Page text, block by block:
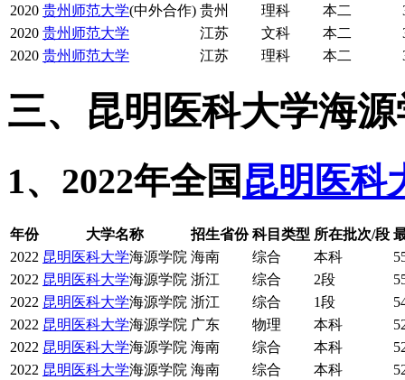
2020 贵州师范大学(中外合作) 贵州 理科 本二
2020 贵州师范大学 江苏 文科 本二
2020 贵州师范大学 江苏 理科 本二
三、昆明医科大学海
1、2022年全国 昆明医科
年份 大学名称 招生省份 科目类型 所在批次/段
2022 昆明医科大学海源学院 海南 综合 本科
2022 昆明医科大学海源学院 浙江 综合 2段
2022 昆明医科大学海源学院 浙江 综合 1段
2022 昆明医科大学海源学院 广东 物理 本科
2022 昆明医科大学海源学院 海南 综合 本科
2022 昆明医科大学海源学院 海南 综合 本科